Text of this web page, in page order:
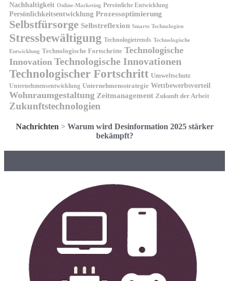
Nachhaltigkeit Online-Marketing Persönliche Entwicklung
Persönlichkeitsentwicklung Prozessoptimierung
Selbstfürsorge Selbstreflexion Smarte Technologien
Stressbewältigung Technologietrends Technologische
Entwicklung Technologische Fortschritte Technologische
Innovation Technologische Innovationen
Technologischer Fortschritt Umweltschutz
Unternehmensentwicklung Unternehmensstrategie Wettbewerbsvorteil
Wohnraumgestaltung Zeitmanagement Zukunft der Arbeit
Zukunftstechnologien
Nachrichten > Warum wird Desinformation 2025 stärker
bekämpft?